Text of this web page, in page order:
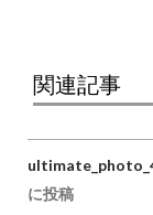
関連記事
投稿ナビ
に投稿